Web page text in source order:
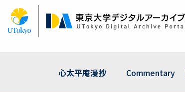
Skip
main
content
心太平庵漫抄 Commentary